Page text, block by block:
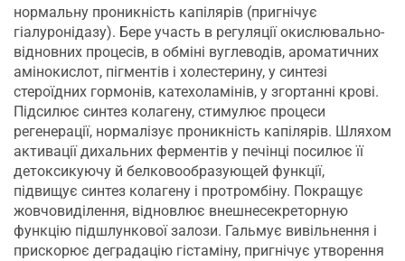
нормальну проникність капілярів (пригнічує
гіалуронідазу). Бере участь в регуляції окислювально-
відновних процесів, в обміні вуглеводів, ароматичних
амінокислот, пігментів і холестерину, у синтезі
стероїдних гормонів, катехоламінів, у згортанні крові.
Підсилює синтез колагену, стимулює процеси
регенерації, нормалізує проникність капілярів. Шляхом
активації дихальних ферментів у печінці посилює її
детоксикуючу й белковообразующей функції,
підвищує синтез колагену і протромбіну. Покращує
жовчовиділення, відновлює внешнесекреторную
функцію підшлункової залози. Гальмує вивільнення і
прискорює деградацію гістаміну, пригнічує утворення